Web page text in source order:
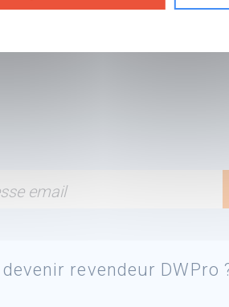
email
revendeur DWPro